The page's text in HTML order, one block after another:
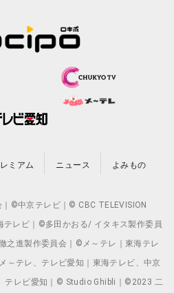
ミアム ニュース よみもの
©中京テレビ｜© CBC TELEVISION
テレビ｜©多田かおる/ イタキス製作委員
之進製作委員会｜©メ～テレ｜東海テレ
～テレ、テレビ愛知｜東海テレビ、中京
テレビ愛知｜© Studio Ghibli｜©2023 二